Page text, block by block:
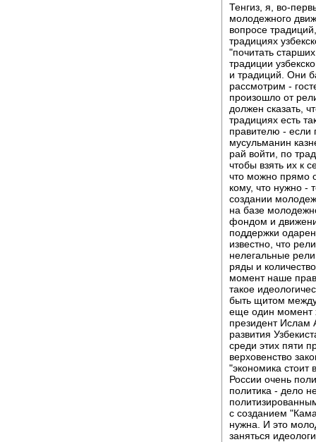
Тенгиз, я, во-
молодежного
вопросе
традициях
"почитать
традиции
и традиций. Они
рассмотрим -
произошло от
должен сказать,
традициях есть
правителю - если
мусульманин
рай войти, по
чтобы взять их к
что можно прямо
кому, что нужно -
создании
на базе
фондом и
поддержки
известно, что
нелегальные
ряды и
момент наше
такое
быть щитом
еще один момент
президент Ислам
развития
среди этих пяти
верховенство
"экономика стоит
России очень
политика - дело
с созданием
нужна. И это
заняться